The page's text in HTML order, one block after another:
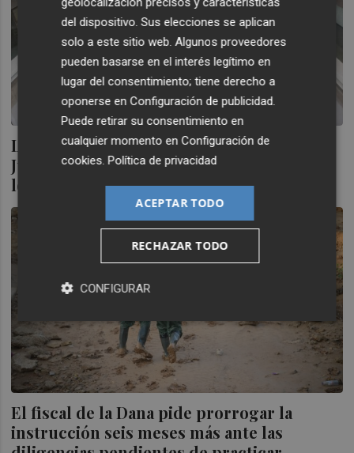
La gran reestructuración se atraganta en
Justicia: las plazas sin cubrir estrangulan
los juzgados
El fiscal de la Dana pide prorrogar la
instrucción seis meses más ante las
del dispositivo. Sus elecciones se aplican
solo a este sitio web. Algunos proveedores
pueden basarse en el interés legítimo en
lugar del consentimiento; tiene derecho a
oponerse enConfiguración de publicidad.
Puede retirar su consentimiento en
cualquier momento enConfiguración de
cookies.Política de privacidad
ACEPTAR TODO
RECHAZAR TODO
CONFIGURAR